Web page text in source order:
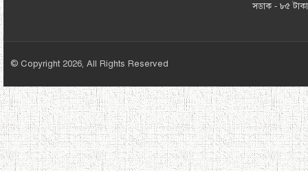
সডাক - ৮৫ টাকা
© Copyright 2026, All Rights Reserved